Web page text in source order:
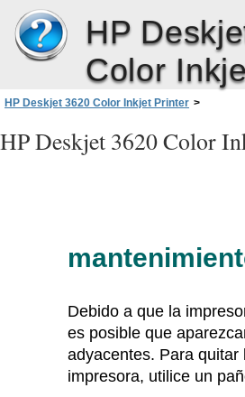
HP
Color
HP Deskjet 3620 Color Inkjet Printer >
HP Deskjet 3620 Color
Debido a que la
es posible que
adyacentes. Para
impresora, utilice un